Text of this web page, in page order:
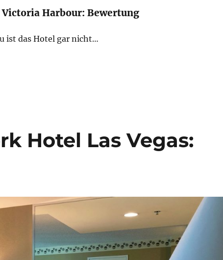
Harbour: Bewertung
ist das Hotel gar nicht…
Harbour Hong Kong: Bewertung“
Hotel Las Vegas: